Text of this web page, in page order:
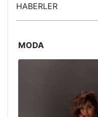
HABERLER
MODA